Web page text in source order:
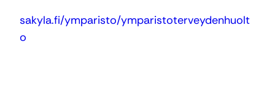
sakyla.fi/ymparisto/ymparistoterveydenhuolt
o